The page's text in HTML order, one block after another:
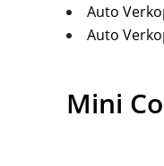
Auto
Auto
Mini